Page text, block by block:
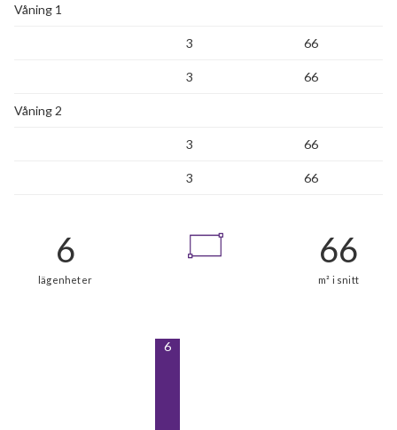
Våning 1
3 66
3 66
Våning 2
3 66
3 66
6